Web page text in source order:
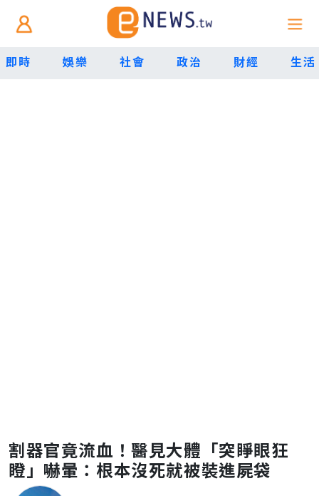
即時 娛樂 社會 政治 財經 生活
割器官竟流血！醫見大體「突睜眼狂
瞪」嚇暈：根本沒死就被裝進屍袋